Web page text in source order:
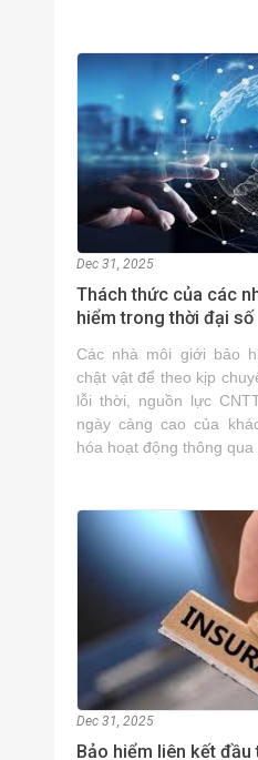
Dec 31, 2025
Thách thức của các
hiểm trong thời đại số
Các nhà môi giới bảo
chật vật để theo kịp
lỗi thời, nguồn lực
ngày càng cao của
hóa hoạt động thông qua
Dec 31, 2025
Bảo hiểm liên kết